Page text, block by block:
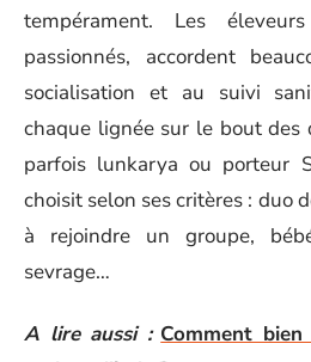
tempérament. Les
passionnés, accordent
socialisation et au suivi
chaque lignée sur le bout
parfois lunkarya ou porteur
choisit selon ses critères : duo
à rejoindre un groupe,
sevrage…
A lire aussi : Comment